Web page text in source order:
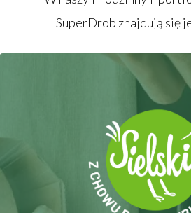
SuperDrob znajdują się